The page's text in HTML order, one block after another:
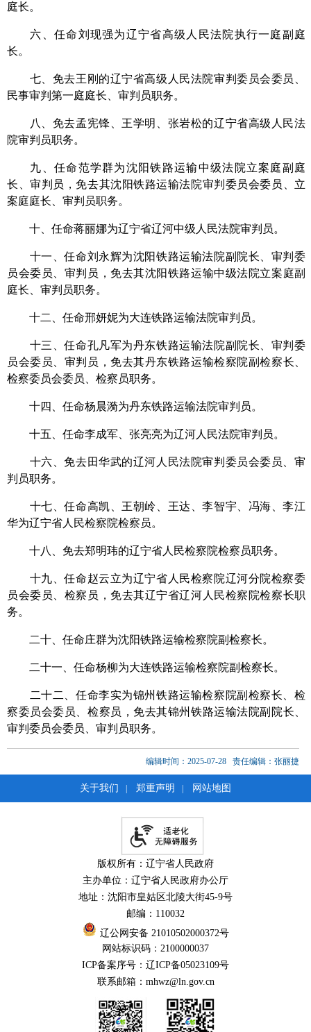
庭长。
六、任命刘现强为辽宁省高级人民法院执行一庭副庭
长。
七、免去王刚的辽宁省高级人民法院审判委员会委员、
民事审判第一庭庭长、审判员职务。
八、免去孟宪锋、王学明、张岩松的辽宁省高级人民法
院审判员职务。
九、任命范学群为沈阳铁路运输中级法院立案庭副庭
长、审判员，免去其沈阳铁路运输法院审判委员会委员、立
案庭庭长、审判员职务。
十、任命蒋丽娜为辽宁省辽河中级人民法院审判员。
十一、任命刘永辉为沈阳铁路运输法院副院长、审判委
员会委员、审判员，免去其沈阳铁路运输中级法院立案庭副
庭长、审判员职务。
十二、任命邢妍妮为大连铁路运输法院审判员。
十三、任命孔凡军为丹东铁路运输法院副院长、审判委
员会委员、审判员，免去其丹东铁路运输检察院副检察长、
检察委员会委员、检察员职务。
十四、任命杨晨漪为丹东铁路运输法院审判员。
十五、任命李成军、张亮亮为辽河人民法院审判员。
十六、免去田华武的辽河人民法院审判委员会委员、审
判员职务。
十七、任命高凯、王朝岭、王达、李智宇、冯海、李江
华为辽宁省人民检察院检察员。
十八、免去郑明玮的辽宁省人民检察院检察员职务。
十九、任命赵云立为辽宁省人民检察院辽河分院检察委
员会委员、检察员，免去其辽宁省辽河人民检察院检察长职
务。
二十、任命庄群为沈阳铁路运输检察院副检察长。
二十一、任命杨柳为大连铁路运输检察院副检察长。
二十二、任命李实为锦州铁路运输检察院副检察长、检
察委员会委员、检察员，免去其锦州铁路运输法院副院长、
审判委员会委员、审判员职务。
编辑时间：2025-07-28 责任编辑：张丽捷
关于我们 郑重声明 网站地图
版权所有：辽宁省人民政府
主办单位：辽宁省人民政府办公厅
地址：沈阳市皇姑区北陵大街45-9号
邮编：110032
辽公网安备 21010502000372号
网站标识码：2100000037
ICP备案序号：辽ICP备05023109号
联系邮箱：mhwz@ln.gov.cn